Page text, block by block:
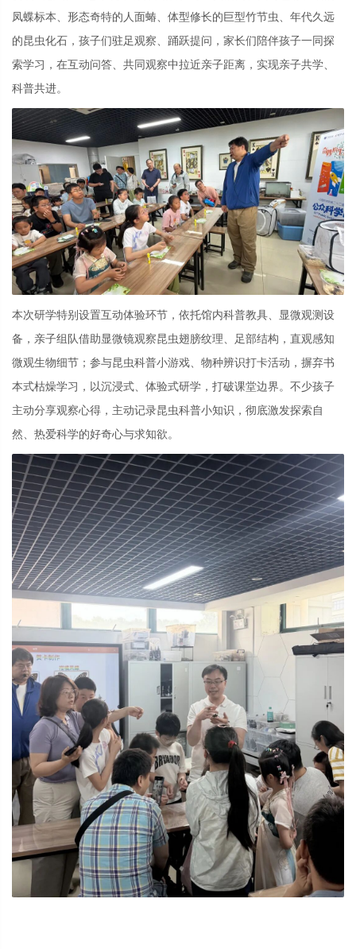
凤蝶标本、形态奇特的人面蝽、体型修长的巨型竹节虫、年代久远
的昆虫化石，孩子们驻足观察、踊跃提问，家长们陪伴孩子一同探
索学习，在互动问答、共同观察中拉近亲子距离，实现亲子共学、
科普共进。
本次研学特别设置互动体验环节，依托馆内科普教具、显微观测设
备，亲子组队借助显微镜观察昆虫翅膀纹理、足部结构，直观感知
微观生物细节；参与昆虫科普小游戏、物种辨识打卡活动，摒弃书
本式枯燥学习，以沉浸式、体验式研学，打破课堂边界。不少孩子
主动分享观察心得，主动记录昆虫科普小知识，彻底激发探索自
然、热爱科学的好奇心与求知欲。